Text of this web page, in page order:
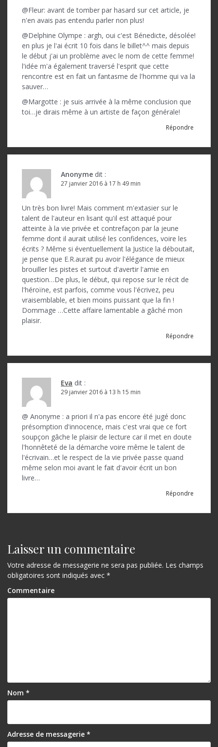
@Fleur: avant de tomber par hasard sur cet article, je
n'en avais pas entendu parler non plus!
@Delphine Olympe : argh, oui c'est Bénedicte, désolée!
en plus je l'ai écrit 10 fois dans le billet^^ mais depuis
le début j'ai un problème avec le nom de cette femme!
l'idée m'a également traversé l'esprit que cette
rencontre est en fait un fantasme de l'homme qui va la
sauver…
@Margotte : je suis arrivée à la même conclusion que
toi…je dirais même à un artiste de façon générale!
Répondre
Anonyme dit :
27 janvier 2016 à 17 h 49 min
Un très bon livre! Mais comment m'extasier sur le
talent de l'auteur en lisant qu'il est attaqué pour
atteinte à la vie privée et contrefaçon par la jeune
femme dont il aurait utilisé les confidences, voire les
écrits ? Même si éventuellement la Justice la déboutait,
je pense que E.R.aurait pu avoir l'élégance de mieux
brouiller les pistes et surtout d'avertir l'amie en
question…De plus, le début, qui repose sur le récit de
l'héroïne, est parfois, comme vous l'écrivez, peu
vraisemblable, et bien moins puissant que la fin !
Dommage …Cette affaire lamentable a gâché mon
plaisir.
Répondre
Eva dit :
29 janvier 2016 à 13 h 15 min
@ Anonyme : a priori il n'a pas encore été jugé donc
présomption d'innocence, mais c'est vrai que ce fort
soupçon gâche le plaisir de lecture car il met en doute
l'honnêteté de la démarche voire même le talent de
l'écrivain…et le respect de la vie privée passe quand
même selon moi avant le fait d'avoir écrit un bon
livre…
Répondre
Laisser un commentaire
Votre adresse de messagerie ne sera pas publiée. Les champs
obligatoires sont indiqués avec *
Commentaire
Nom *
Adresse de messagerie *